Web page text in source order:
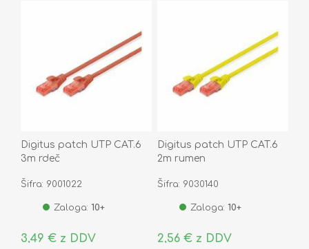
Digitus patch UTP CAT.6
3m rdeč
Šifra: 9001022
Zaloga: 10+
3,49 € z DDV
Digitus patch UTP CAT.6
2m rumen
Šifra: 9030140
Zaloga: 10+
2,56 € z DDV